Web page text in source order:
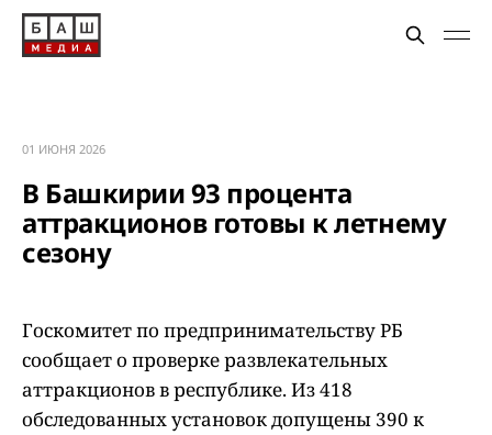
01 ИЮНЯ 2026
В Башкирии 93 процента
аттракционов готовы к летнему
сезону
Госкомитет по предпринимательству РБ
сообщает о проверке развлекательных
аттракционов в республике. Из 418
обследованных установок допущены 390 к